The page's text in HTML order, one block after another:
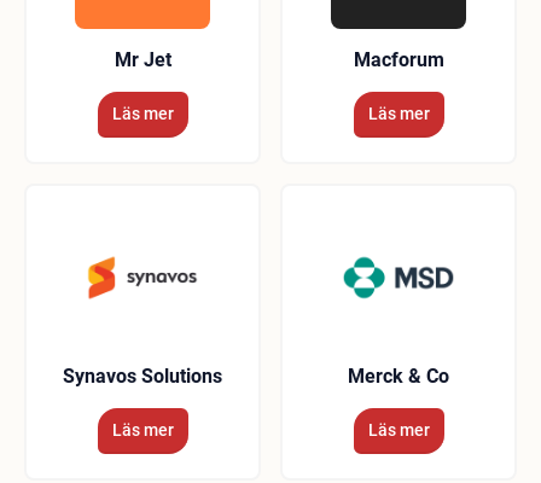
Mr Jet
Läs mer
Macforum
Läs mer
Synavos Solutions
Läs mer
Merck & Co
Läs mer